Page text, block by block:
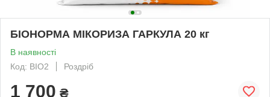
БІОНОРМА МІКОРИЗА ГАРКУЛА 20 кг
В наявності
Код: BIO2
Роздріб
1 700 ₴